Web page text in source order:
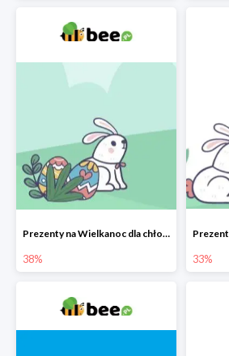
Prezenty na Wielkanoc dla chłopców w Bee do -38%
38% 33%